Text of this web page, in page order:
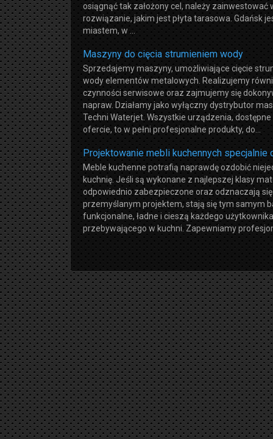
osiągnąć tak założony cel, należy zainwestować
rozwiązanie, jakim jest płyta tarasowa. Gdańsk
miastem, w ...
Maszyny do cięcia strumieniem wody
Sprzedajemy maszyny, umożliwiające cięcie
wody elementów metalowych. Realizujemy
czynności serwisowe oraz zajmujemy się
napraw. Działamy jako wyłączny dystrybutor
Techni Waterjet. Wszystkie urządzenia,
ofercie, to w pełni profesjonalne produkty, do...
Projektowanie mebli kuchennych specjalnie
Meble kuchenne potrafią naprawdę ozdobić
kuchnię. Jeśli są wykonane z najlepszej klasy
odpowiednio zabezpieczone oraz odznaczają się
przemyślanym projektem, stają się tym samym
funkcjonalne, ładne i cieszą każdego użytkownika
przebywającego w kuchni. Zapewniamy